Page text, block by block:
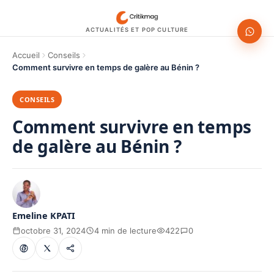
ACTUALITÉS ET POP CULTURE
Accueil
Conseils
Comment survivre en temps de galère au Bénin ?
CONSEILS
Comment survivre en temps
de galère au Bénin ?
Emeline KPATI
octobre 31, 2024 4 min de lecture 422 0